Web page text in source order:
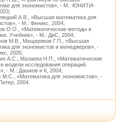
для экономистов», - М.: ЮНИТИ-
А.В., «Высшая математика для
- М.: Феникс, 2004;
О.О., «Математические методы в
Учебник», - М.: ДиС, 2004;
М.В., Мещеряков Г.П., «Высшая
для экономистов и менеджеров», -
2005;
А.С., Мазаева Н.П., «Математические
модели исследования операций.
- М.: Дашков и К, 2004;
М.С., «Математика для экономистов», -
2004.